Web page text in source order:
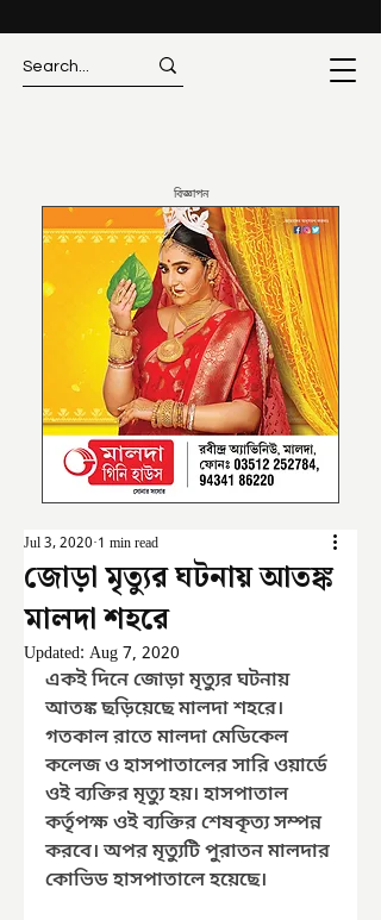
বিজ্ঞাপন
জোড়া মৃত্যুর ঘটনায় আতঙ্ক
মালদা শহরে
Jul 3, 2020 1 min read
Updated: Aug 7, 2020
একই দিনে জোড়া মৃত্যুর ঘটনায়
আতঙ্ক ছড়িয়েছে মালদা শহরে।
গতকাল রাতে মালদা মেডিকেল
কলেজ ও হাসপাতালের সারি ওয়ার্ডে
ওই ব্যক্তির মৃত্যু হয়। হাসপাতাল
কর্তৃপক্ষ ওই ব্যক্তির শেষকৃত্য সম্পন্ন
করবে। অপর মৃত্যুটি পুরাতন মালদার
কোভিড হাসপাতালে হয়েছে।